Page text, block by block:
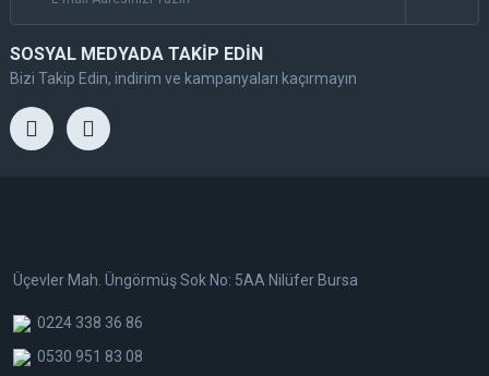
SOSYAL MEDYADA TAKİP EDİN
Bizi Takip Edin, indirim ve kampanyaları kaçırmayın
Üçevler Mah. Üngörmüş Sok No: 5AA Nilüfer Bursa
0224 338 36 86
0530 951 83 08